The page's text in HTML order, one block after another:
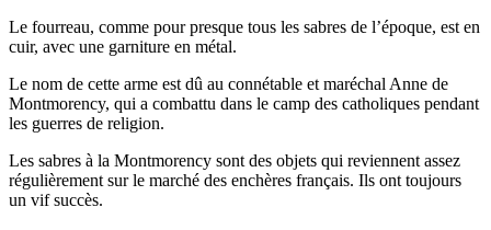
Le fourreau, comme pour presque tous les sabres de l’époque, est en
cuir, avec une garniture en métal.
Le nom de cette arme est dû au connétable et maréchal Anne de
Montmorency, qui a combattu dans le camp des catholiques pendant
les guerres de religion.
Les sabres à la Montmorency sont des objets qui reviennent assez
régulièrement sur le marché des enchères français. Ils ont toujours
un vif succès.